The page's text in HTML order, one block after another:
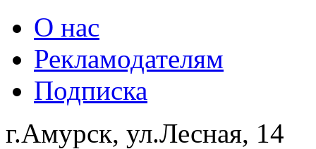
О нас
Рекламодателям
Подписка
г.Амурск, ул.Лесная, 14